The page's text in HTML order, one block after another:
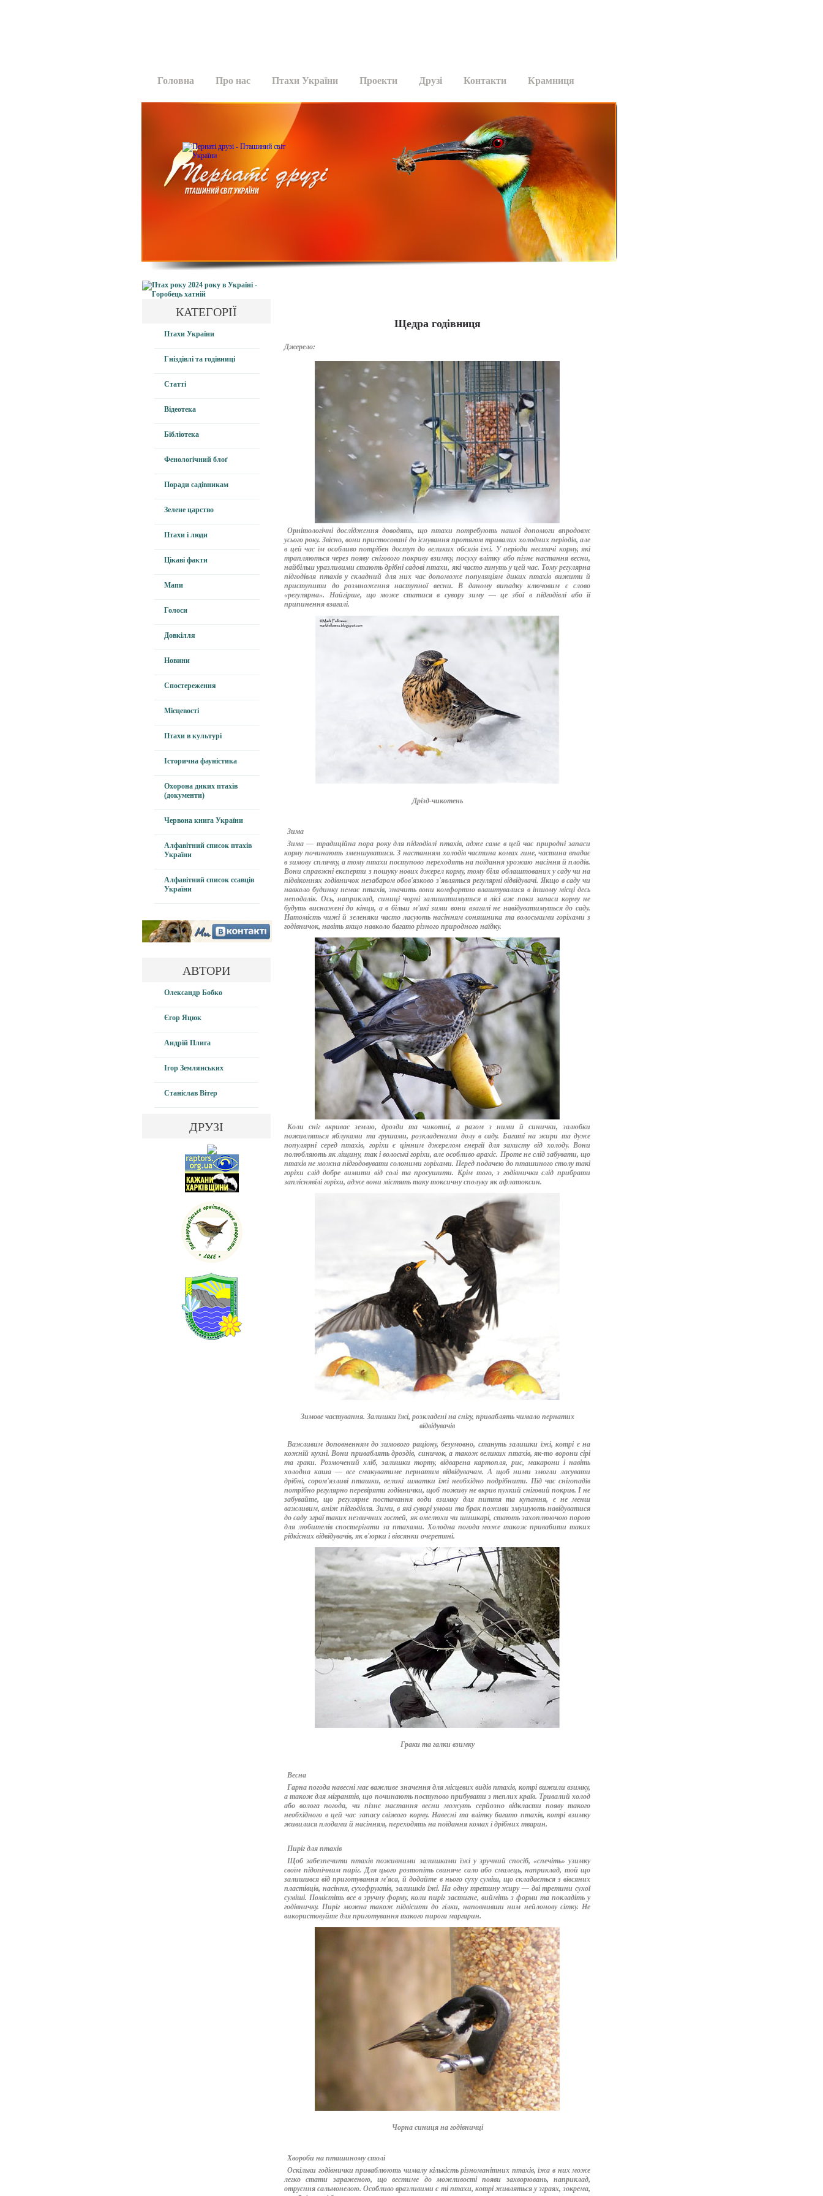
Головна Про нас Птахи України Проекти Друзі Контакти Крамниця
КАТЕГОРІЇ
Птахи України
Гніздівлі та годівниці
Статті
Відеотека
Бібліотека
Фенологічний блоґ
Поради садівникам
Зелене царство
Птахи і люди
Цікаві факти
Мапи
Голоси
Довкілля
Новини
Спостереження
Місцевості
Птахи в культурі
Історична фауністика
Охорона диких птахів
(документи)
Червона книга України
Алфавітний список птахів
України
Алфавітний список ссавців
України
АВТОРИ
Олександр Бобко
Єгор Яцюк
Андрій Плига
Ігор Землянських
Станіслав Вітер
ДРУЗІ
Щедра годівниця
Джерело:
Орнітологічні дослідження доводять, що птахи потребують нашої допомоги впродовж
усього року. Звісно, вони пристосовані до існування протягом тривалих холодних періодів, але
в цей час їм особливо потрібен доступ до великих обсягів їжі. У періоди нестачі корму, які
трапляються через появу снігового покриву взимку, посуху влітку або пізнє настання весни,
найбільш уразливими стають дрібні садові птахи, які часто гинуть у цей час. Тому регулярна
підгодівля птахів у складний для них час допоможе популяціям диких птахів вижити й
приступити до розмноження наступної весни. В даному випадку ключовим є слово
«регулярна». Найгірше, що може статися в сувору зиму — це збої в підгодівлі або її
припинення взагалі.
Дрізд-чикотень
Зима
Зима — традиційна пора року для підгодівлі птахів, адже саме в цей час природні запаси
корму починають зменшуватися. З настанням холодів частина комах гине, частина впадає
в зимову сплячку, а тому птахи поступово переходять на поїдання урожаю насіння й плодів.
Вони справжні експерти з пошуку нових джерел корму, тому біля облаштованих у саду чи на
підвіконнях годівничок незабаром обов'язково з'являться регулярні відвідувачі. Якщо в саду чи
навколо будинку немає птахів, значить вони комфортно влаштувалися в іншому місці десь
неподалік. Ось, наприклад, синиці чорні залишатимуться в лісі аж поки запаси корму не
будуть виснажені до кінця, а в більш м'які зими вони взагалі не навідуватимуться до саду.
Натомість чижі й зеленяки часто ласують насінням соняшника та волоськими горіхами з
годівничок, навіть якщо навколо багато різного природного наїдку.
Коли сніг вкриває землю, дрозди та чикотні, а разом з ними й синички, залюбки
поживляться яблуками та грушами, розкладеними долу в саду. Багаті на жири та дуже
популярні серед птахів, горіхи є цінним джерелом енергії для захисту від холоду. Вони
полюбляють як ліщину, так і волоські горіхи, але особливо арахіс. Проте не слід забувати, що
птахів не можна підгодовувати солоними горіхами. Перед подачею до пташиного столу такі
горіхи слід добре вимити від солі та просушити. Крім того, з годівнички слід прибрати
запліснявілі горіхи, адже вони містять таку токсичну сполуку як афлатоксин.
Зимове частування. Залишки їжі, розкладені на снігу, приваблять чимало пернатих
відвідувачів
Важливим доповненням до зимового раціону, безумовно, стануть залишки їжі, котрі є на
кожній кухні. Вони приваблять дроздів, синичок, а також великих птахів, як-то ворони сірі
та граки. Розмочений хліб, залишки торту, відварена картопля, рис, макарони і навіть
холодна каша — все смакуватиме пернатим відвідувачам. А щоб ними змогли ласувати
дрібні, сором'язливі пташки, великі шматки їжі необхідно подрібнити. Під час снігопадів
потрібно регулярно перевіряти годівнички, щоб поживу не вкрив пухкий сніговий покрив. І не
забувайте, що регулярне постачання води взимку для пиття та купання, є не менш
важливим, аніж підгодівля. Зими, в які суворі умови та брак поживи змушують навідуватися
до саду зграї таких незвичних гостей, як омелюхи чи шишкарі, стають захоплюючою порою
для любителів спостерігати за птахами. Холодна погода може також привабити таких
рідкісних відвідувачів, як в'юрки і вівсянки очеретяні.
Граки та галки взимку
Весна
Гарна погода навесні має важливе значення для місцевих видів птахів, котрі вижили взимку,
а також для мігрантів, що починають поступово прибувати з теплих країв. Тривалий холод
або волога погода, чи пізнє настання весни можуть серйозно відкласти появу такого
необхідного в цей час запасу свіжого корму. Навесні та влітку багато птахів, котрі взимку
живилися плодами й насінням, переходять на поїдання комах і дрібних тварин.
Пиріг для птахів
Щоб забезпечити птахів поживними залишками їжі у зручний спосіб, «спечіть» узимку
своїм підопічним пиріг. Для цього розтопіть свиняче сало або смалець, наприклад, той що
залишився від приготування м'яса, й додайте в нього суху суміш, що складається з вівсяних
пластівців, насіння, сухофруктів, залишків їжі. На одну третину жиру — дві третини сухої
суміші. Помістіть все в зручну форму, коли пиріг застигне, вийміть з форми та покладіть у
годівничку. Пиріг можна також підвісити до гілки, наповнивши ним нейлонову сітку. Не
використовуйте для приготування такого пирога маргарин.
Чорна синиця на годівничці
Хвороби на пташиному столі
Оскільки годівнички приваблюють чималу кількість різноманітних птахів, їжа в них може
легко стати зараженою, що вестиме до можливості появи захворювань, наприклад,
отруєння сальмонелою. Особливо вразливими є ті птахи, котрі живляться у зграях, зокрема,